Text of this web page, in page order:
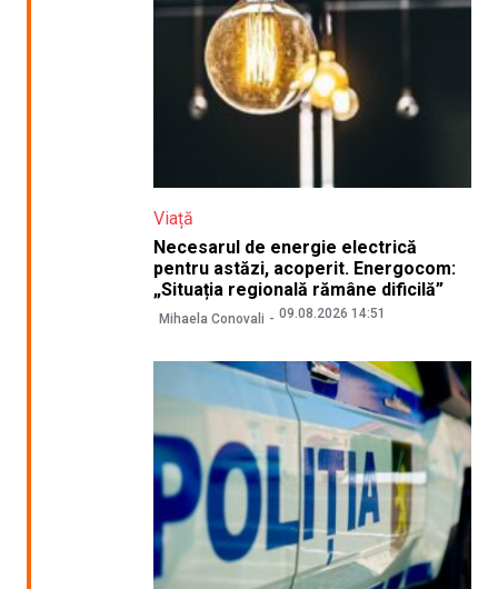
Viață
Necesarul de energie electrică
pentru astăzi, acoperit. Energocom:
„Situația regională rămâne dificilă”
Mihaela Conovali 09.08.2026 14:51